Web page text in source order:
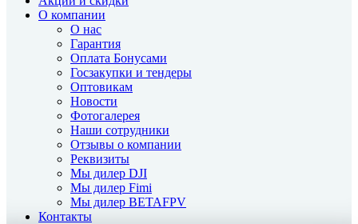
О компании
О нас
Гарантия
Оплата Бонусами
Госзакупки и тендеры
Оптовикам
Новости
Фотогалерея
Наши сотрудники
Отзывы о компании
Реквизиты
Мы дилер DJI
Мы дилер Fimi
Мы дилер BETAFPV
Контакты